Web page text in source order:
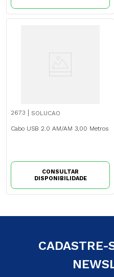
2673 SOLUCAO
Cabo USB 2.0 AM/AM 3,00 Metros
CONSULTAR
DISPONIBILIDADE
CADASTRE-